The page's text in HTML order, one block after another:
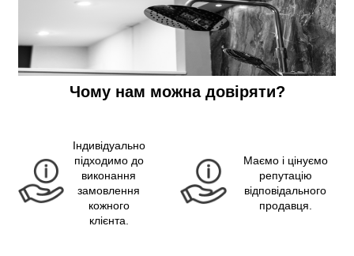
Чому нам можна довіряти?
Індивідуально
підходимо до
виконання
замовлення
кожного
клієнта.
Маємо і цінуємо
репутацію
відповідального
продавця.